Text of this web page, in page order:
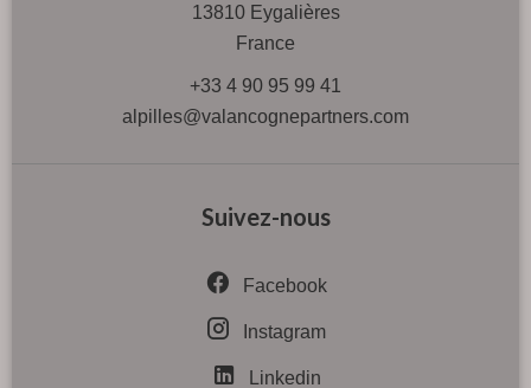
13810Eygalières
France
+33 4 90 95 99 41
alpilles@valancognepartners.com
Suivez-nous
Facebook
Instagram
Linkedin